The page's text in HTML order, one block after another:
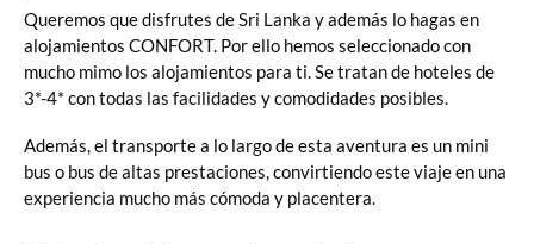
Queremos que disfrutes de Sri Lanka y además lo hagas en
alojamientos CONFORT. Por ello hemos seleccionado con
mucho mimo los alojamientos para ti. Se tratan de hoteles de
3*-4* con todas las facilidades y comodidades posibles.
Además, el transporte a lo largo de esta aventura es un mini
bus o bus de altas prestaciones, convirtiendo este viaje en una
experiencia mucho más cómoda y placentera.